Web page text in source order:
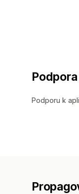
Podpora
Podporu k